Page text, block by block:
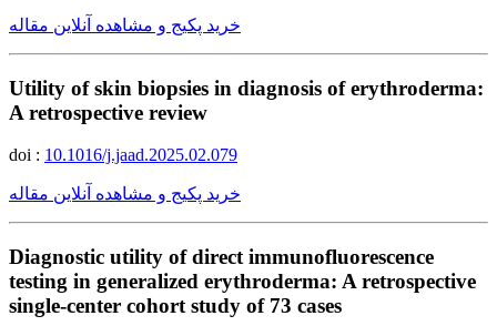
خرید پکیج و مشاهده آنلاین مقاله
Utility of skin biopsies in diagnosis of erythroderma:
A retrospective review
doi : 10.1016/j.jaad.2025.02.079
خرید پکیج و مشاهده آنلاین مقاله
Diagnostic utility of direct immunofluorescence
testing in generalized erythroderma: A retrospective
single-center cohort study of 73 cases